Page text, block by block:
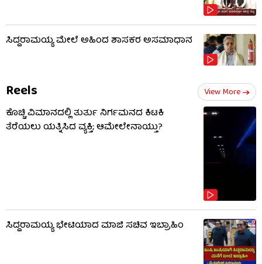
ಸಿದ್ದರಾಮಯ್ಯ ಮೇಲೆ ಅಹಿಂದ ಶಾಸಕರ ಅಸಮಾಧಾನ
Reels View More
ಕೊಚ್ಚಿ ವಿಮಾನದಲ್ಲಿ ತುರ್ತು ನಿರ್ಗಮನದ ಕಿಟಕಿ
ತೆರೆಯಲು ಯತ್ನಿಸಿದ ವ್ಯಕ್ತಿ; ಆಮೇಲೇನಾಯ್ತು?
ಸಿದ್ದರಾಮಯ್ಯ ಭೇಟಿಯಾದ ಮಾಜಿ ಸಚಿವ ಇಬ್ರಾಹಿಂ